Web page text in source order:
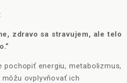
zdravo sa stravujem, ale telo
pochopiť energiu, metabolizmus,
ovplyvňovať ich